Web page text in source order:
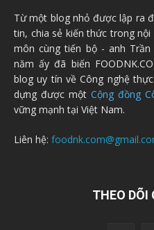
Từ một blog nhỏ được lập ra
tin, chia sẻ kiến thức trong
môn cùng tiến bộ - anh
năm ấy đã biến
blog uy tín về Công nghệ
dựng được một Cộng đồng
vững mạnh tại Việt Nam.
Liên hệ:
THEO DÕI